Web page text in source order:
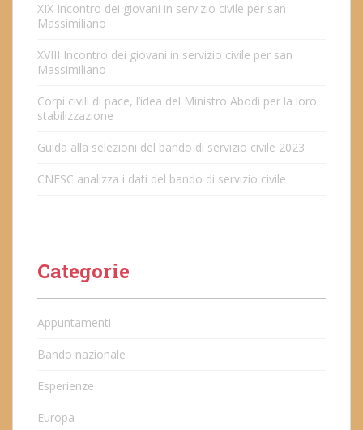
XIX Incontro dei giovani in servizio civile per san
Massimiliano
XVIII Incontro dei giovani in servizio civile per san
Massimiliano
Corpi civili di pace, l’idea del Ministro Abodi per la loro
stabilizzazione
Guida alla selezioni del bando di servizio civile 2023
CNESC analizza i dati del bando di servizio civile
Categorie
Appuntamenti
Bando nazionale
Esperienze
Europa